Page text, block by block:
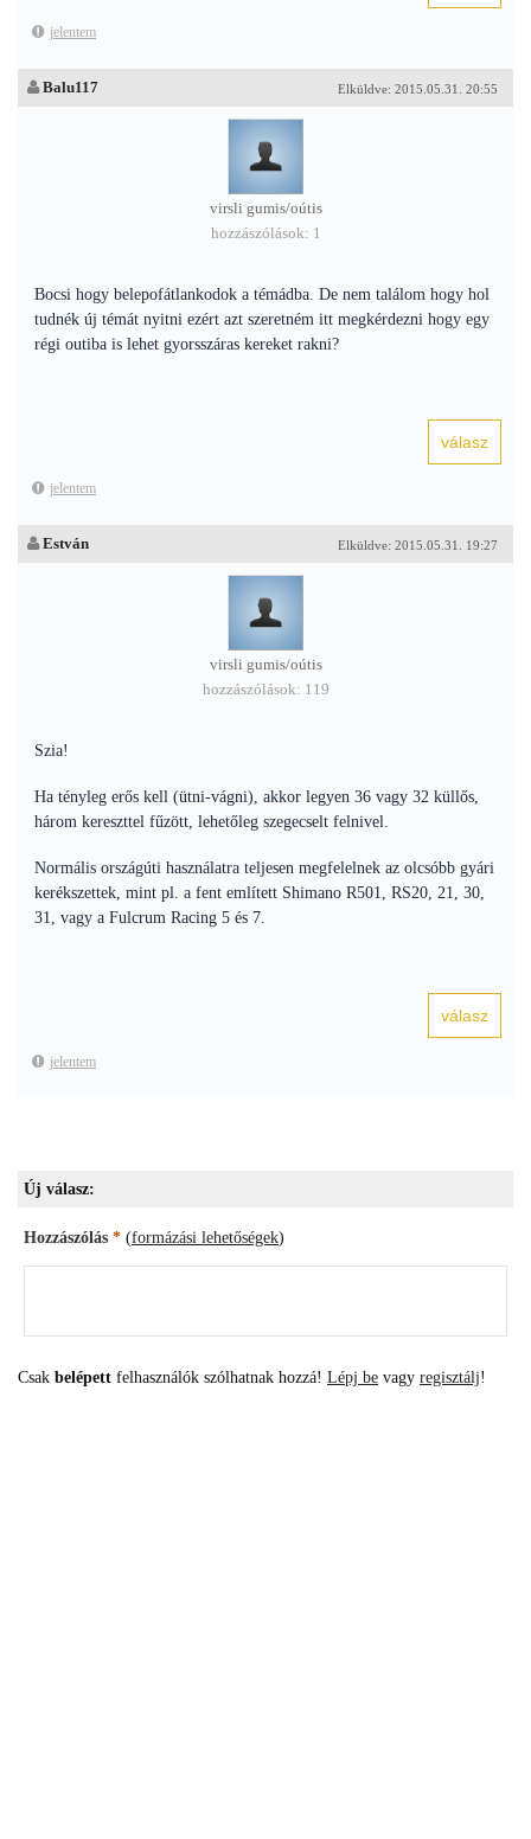
jelentem
Elküldve: 2015.05.31. 20:55
Balu117
virsli gumis/oútis
hozzászólások: 1
Bocsi hogy belepofátlankodok a témádba. De nem találom hogy hol
tudnék új témát nyitni ezért azt szeretném itt megkérdezni hogy egy
régi outiba is lehet gyorsszáras kereket rakni?
jelentem
Elküldve: 2015.05.31. 19:27
Estván
virsli gumis/oútis
hozzászólások: 119
Szia!
Ha tényleg erős kell (ütni-vágni), akkor legyen 36 vagy 32 küllős,
három kereszttel fűzött, lehetőleg szegecselt felnivel.
Normális országúti használatra teljesen megfelelnek az olcsóbb gyári
kerékszettek, mint pl. a fent említett Shimano R501, RS20, 21, 30,
31, vagy a Fulcrum Racing 5 és 7.
jelentem
Új válasz:
Hozzászólás * (formázási lehetőségek)
Csak belépett felhasználók szólhatnak hozzá! Lépj be vagy regisztálj!